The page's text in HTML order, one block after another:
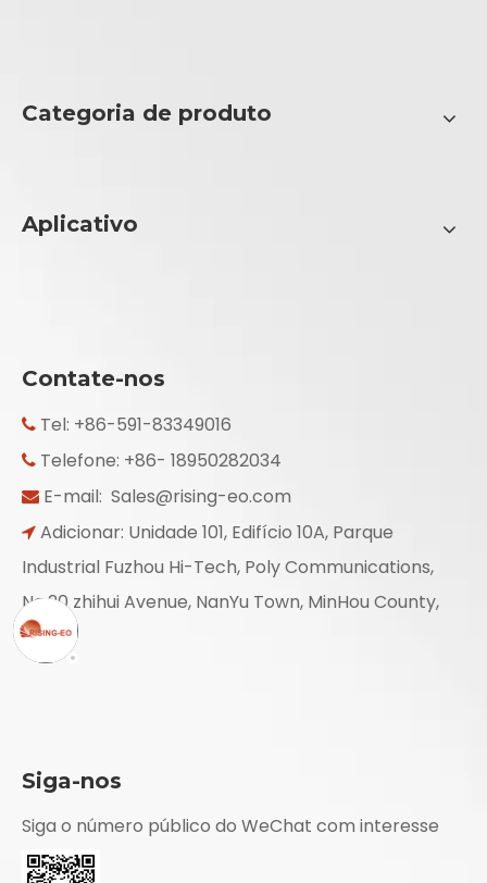
Categoria de produto
Aplicativo
Contate-nos
 Tel: +86-591-83349016
 Telefone: +86- 18950282034
 E-mail: Sales@rising-eo.com
 Adicionar: Unidade 101, Edifício 10A, Parque
Industrial Fuzhou Hi-Tech, Poly Communications,
No.20 zhihui Avenue, NanYu Town, MinHou County,
Fujian
Siga-nos
Siga o número público do WeChat com interesse